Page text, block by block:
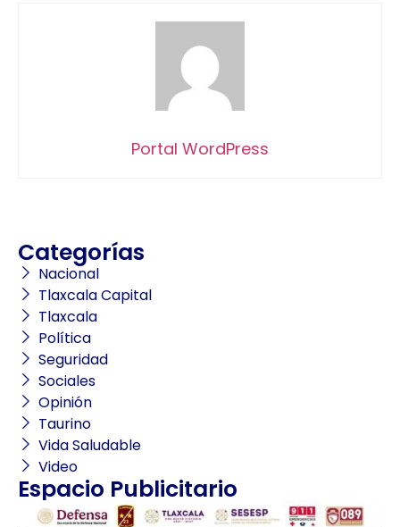
Portal WordPress
Categorías
Nacional
Tlaxcala Capital
Tlaxcala
Política
Seguridad
Sociales
Opinión
Taurino
Vida Saludable
Video
Espacio Publicitario